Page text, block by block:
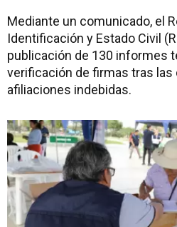
Mediante un comunicado, el
Identificación y Estado Civil
publicación de 130 informes
verificación de firmas tras las
afiliaciones indebidas.